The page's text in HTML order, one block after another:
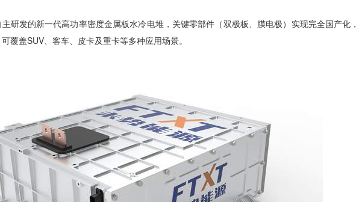
研发的新一代高功率密度金属板水冷电堆，关键零部件（双极板、膜电极）实现完全国产化
覆盖SUV、客车、皮卡及重卡等多种应用场景。